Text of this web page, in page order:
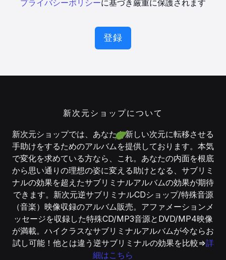
プライバシーポリシーに基づき厳重に保護されます
登録
新次元ショップについて
新次元ショップでは、あなたを新しい次元に転移させる
手助けをするためのアルバムを提供しております。本気
で変化を求めている方なら、これ。あなたの内面を根底
から思い通りの理想の姿に変える助けとなる、サブリミ
ナルの効果を超えたサブリミナルアルバムの効果が期待
できます。新次元逆サブリミナルCDショップ/特殊音源
（音楽）映像収録のアルバム販売。アファメーションメ
ッセージを収録した特殊CD/MP3音源とDVD/MP4映像
が満載。ハイクラスなサブリミナルアルバムが今ならお
試し可能！他とは違う逆サブリミナルの効果を比較⇒詳
細はこちら